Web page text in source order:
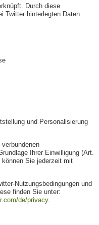
Durch diese
Twitter hinterlegten Daten.
und Personalisierung
Ihrer Einwilligung (Art.
Sie jederzeit mit
Nutzungsbedingungen und
finden Sie unter:
de/privacy.